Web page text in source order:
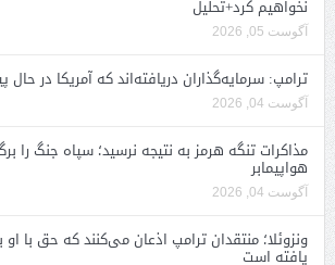
نخواهیم کرد+تحلیل
آگوست 05, 2026
ترامپ: سرمایه‌گذاران دریافته‌اند که آمریکا در حال
آگوست 04, 2026
مذاکرات تنگه هرمز به نتیجه نرسید؛ سپاه جنگ را
هواپیمابر
آگوست 04, 2026
ونزوئلا؛ منتقدان ترامپ اذعان می‌کنند که حق با
یافته است